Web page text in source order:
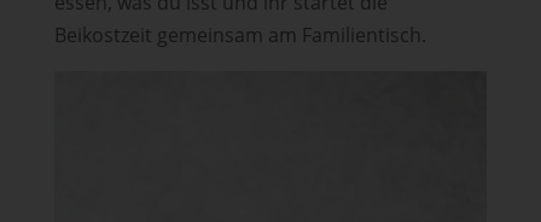
Beikostzeit gemeinsam am Familientisch.